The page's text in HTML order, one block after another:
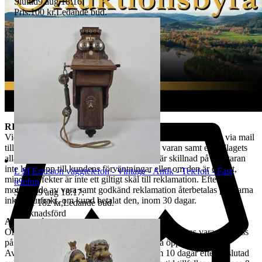
nödvändigt. Värdeminskningen bedöms från fall till fall. Vi försöker
hantera alla returer så snabbt som möjligt. Efter att kundens retur
hanterats återbetalas pengarna för den köpta varan. Ångerrätten
avser ej det externa köpet av leverans av objektet då
konsumenten/köparen uttryckligen har samtyckt till att tjänsten
börjar utföras och gått med på att det inte finns någon ångerrätt när
tjänsten har fullgjorts. Om misstanke att ångerrätt missbrukas, tex
används för att ej behöva stå fast vid bud och därmed påverka
budgivningsprocessen, förbehåller sig vi oss rätten att stänga av
kundens konto för vidare budgivning hos oss.
REKLAMATION
Vid Reklamation ska kunden omgående ta kontakt med oss via mail
till tradera@jabab.se samt bifoga bilder på varan samt emballagets
alla sidor och packmateriel. Notera att det är skillnad på om varan
inte lever upp till kundens förväntningar eller om den är defekt,
mindre defekter är inte ett giltigt skäl till reklamation. Efter
mottagande av vara samt godkänd reklamation återbetalas pengarna
inkl. returfrakt, om kund betalat den, inom 30 dagar.
Avhämtning
Om ingen annan avhämtningsadress angetts, hämtas varan hos oss
på Tjalmargatan 4B i Östersund under våra öppettider.
Avhämtning av vunna varor skall ske inom 10 dagar efter avslutad
Pris:100 kr,Ledande bud.
L M Ericsson väggtelefon - Vintage - Antik - Telefon - Fast
telefon
Sluttid9 aug 18:17.
Pris:
1 182 kr,Ledande bud.
Marknadsförd